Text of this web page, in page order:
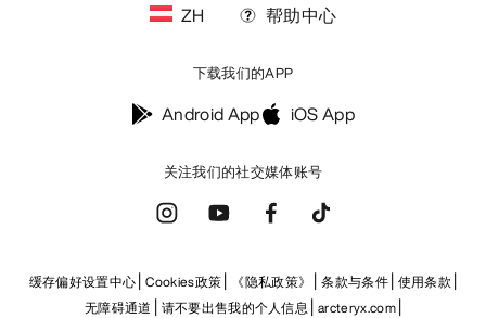
关注我们的社交媒体账号
ZH 帮助中心
下载我们的APP
Android App iOS App
缓存偏好设置中心 Cookies政策 《隐私政策》 条款与条件 使用条款
无障碍通道
请不要出售我的个人信息 arcteryx.com